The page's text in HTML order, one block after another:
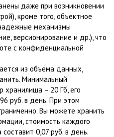
даже при возникновении
кроме того, объектное
механизмы
версионирование и др.), что
с конфиденциальной
из объема данных,
Минимальный
хранилища – 20 Гб, его
руб. в день. При этом
Вы можете хранить
стоимость каждого
0,07 руб. в день.